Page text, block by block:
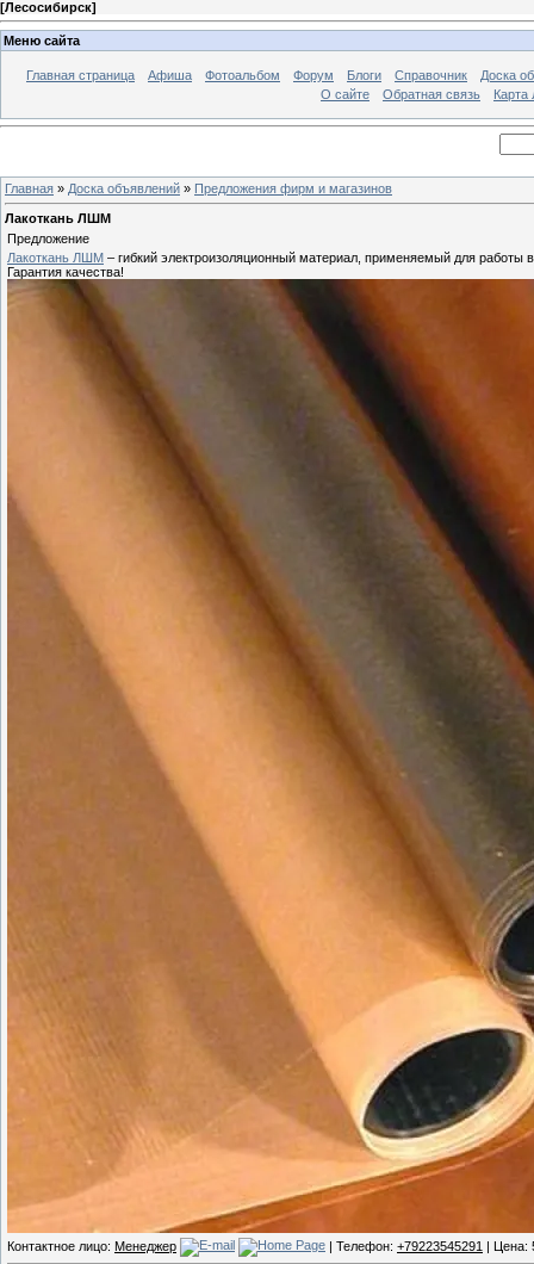
[Лесосибирск]
Меню сайта
Главная страница Афиша Фотоальбом Форум Блоги Справочник
Доска
О сайте
Обратная связь Карта
Главная » Доска объявлений » Предложения фирм и магазинов
Лакоткань ЛШМ
Предложение
Лакоткань ЛШМ – гибкий электроизоляционный материал, применяемый для
Гарантия качества!
Контактное лицо: Менеджер | Телефон: +79223545291 | Цена: